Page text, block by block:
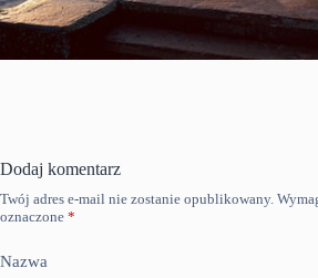
Dodaj komentarz
Twój adres e-mail nie zostanie opublikowany.
oznaczone *
Nazwa